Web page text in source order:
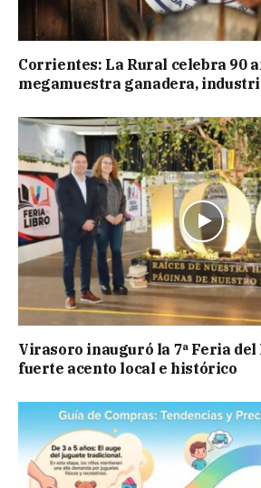
Corrientes: La Rural celebra 90
megamuestra ganadera,
Virasoro inauguró la 7ª Feria del
fuerte acento local e histórico